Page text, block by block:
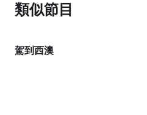
類似節目
駕到西澳